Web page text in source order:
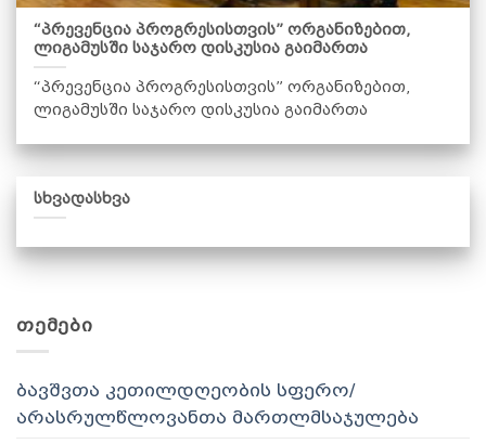
“პრევენცია პროგრესისთვის” ორგანიზებით,
ლიგამუსში საჯარო დისკუსია გაიმართა
“პრევენცია პროგრესისთვის” ორგანიზებით,
ლიგამუსში საჯარო დისკუსია გაიმართა
სხვადასხვა
ᲗᲔᲛᲔᲑᲘ
ბავშვთა კეთილდღეობის სფერო/
არასრულწლოვანთა მართლმსაჯულება